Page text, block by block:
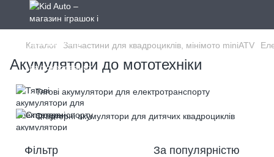
Каталог Запчастини для квадроциклів, мінімото miniATV
Акумулятори до мототехніки
Тягові акумулятори для електротранспорту
Стартерні акумулятори для дитячих квадроциклів
Фільтр За популярністю